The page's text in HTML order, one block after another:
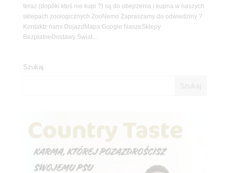
teraz (dopóki ktoś nie kupi ?) są do obejrzenia i kupna w naszych
sklepach zoologicznych ZooNemo Zapraszamy do odwiedziny ?
Kontaktz nami DojazdMapa Google NaszeSklepy
BezpłatneDostawy Świat...
Szukaj